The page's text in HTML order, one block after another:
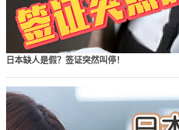
日本缺人是假？签证突然叫停！